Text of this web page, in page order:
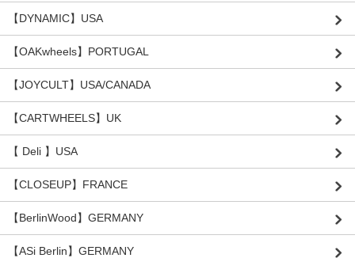
【DYNAMIC】USA
【OAKwheels】PORTUGAL
【JOYCULT】USA/CANADA
【CARTWHEELS】UK
【 Deli 】USA
【CLOSEUP】FRANCE
【BerlinWood】GERMANY
【ASi Berlin】GERMANY